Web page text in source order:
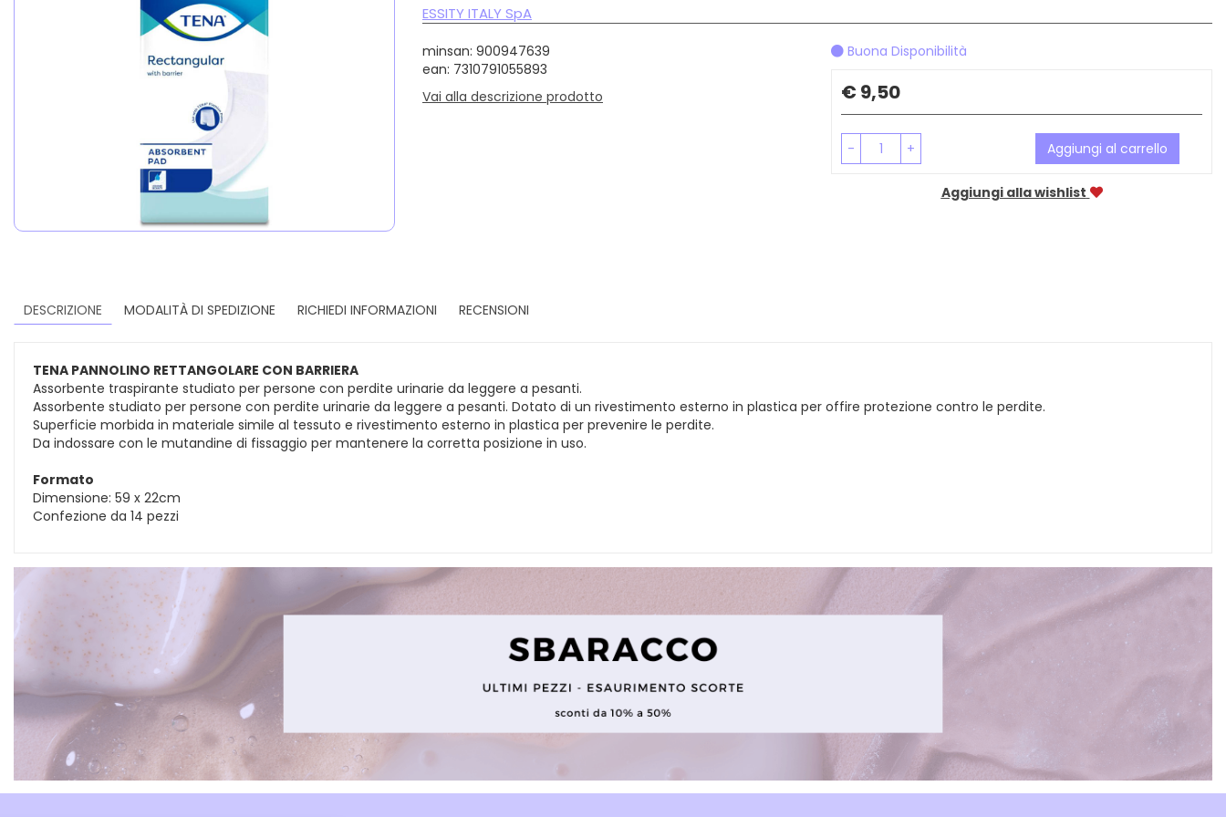
ESSITY ITALY SpA
minsan: 900947639
ean: 7310791055893
Vai alla descrizione prodotto
Buona Disponibilità
Prezzo
€ 9,50
- + Aggiungi al carrello
Aggiungi alla wishlist
DESCRIZIONE MODALITÀ DI SPEDIZIONE RICHIEDI INFORMAZIONI RECENSIONI
TENA PANNOLINO RETTANGOLARE CON BARRIERA
Assorbente traspirante studiato per persone con perdite urinarie da leggere a pesanti.
Assorbente studiato per persone con perdite urinarie da leggere a pesanti. Dotato di un rivestimento esterno in plastica per offire protezione contro le perdite.
Superficie morbida in materiale simile al tessuto e rivestimento esterno in plastica per prevenire le perdite.
Da indossare con le mutandine di fissaggio per mantenere la corretta posizione in uso.
Formato
Dimensione: 59 x 22cm
Confezione da 14 pezzi